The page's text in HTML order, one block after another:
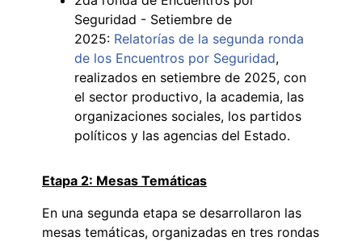
Seguridad - Setiembre de
2025: Relatorías de la segunda ronda
de los Encuentros por Seguridad,
realizados en setiembre de 2025, con
el sector productivo, la academia, las
organizaciones sociales, los partidos
políticos y las agencias del Estado.
Etapa 2: Mesas Temáticas
En una segunda etapa se desarrollaron las
mesas temáticas, organizadas en tres rondas